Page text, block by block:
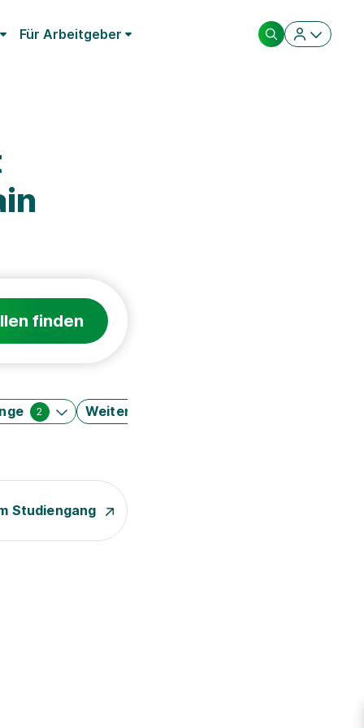
Für Arbeitgeber
finden
2 Weitere Filter
Studiengang